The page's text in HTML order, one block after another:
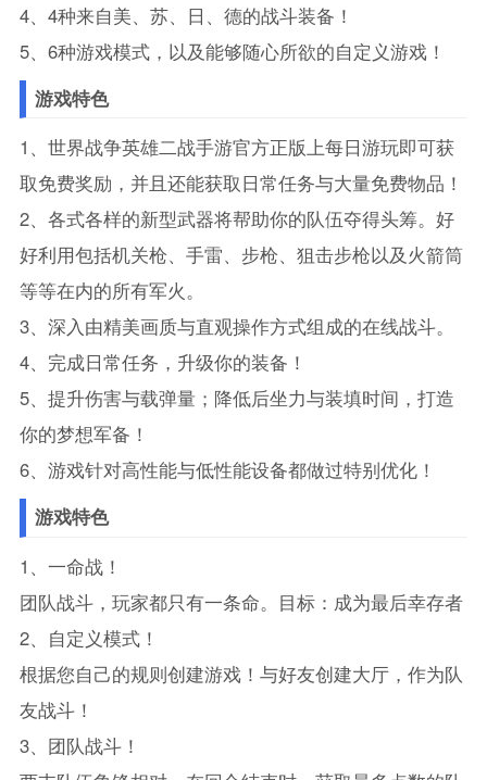
4、4种来自美、苏、日、德的战斗装备！
5、6种游戏模式，以及能够随心所欲的自定义游戏！
游戏特色
1、世界战争英雄二战手游官方正版上每日游玩即可获
取免费奖励，并且还能获取日常任务与大量免费物品！
2、各式各样的新型武器将帮助你的队伍夺得头筹。好
好利用包括机关枪、手雷、步枪、狙击步枪以及火箭筒
等等在内的所有军火。
3、深入由精美画质与直观操作方式组成的在线战斗。
4、完成日常任务，升级你的装备！
5、提升伤害与载弹量；降低后坐力与装填时间，打造
你的梦想军备！
6、游戏针对高性能与低性能设备都做过特别优化！
游戏特色
1、一命战！
团队战斗，玩家都只有一条命。目标：成为最后幸存者
2、自定义模式！
根据您自己的规则创建游戏！与好友创建大厅，作为队
友战斗！
3、团队战斗！